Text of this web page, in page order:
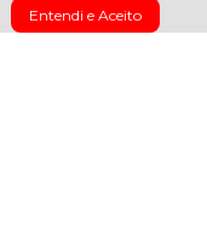
Entendi e Aceito